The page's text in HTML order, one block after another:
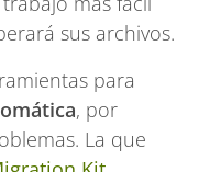
sus archivos.
para
, por
La que